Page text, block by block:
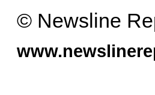
© Newsline